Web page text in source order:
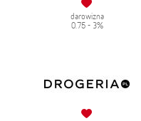
darowizna
0.75 - 3%